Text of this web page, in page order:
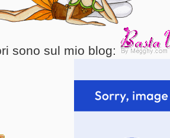
sono sul mio blog: